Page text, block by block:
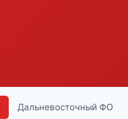
Дальневосточный ФО